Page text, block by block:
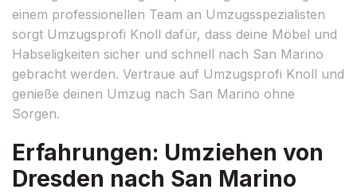
einem professionellen Team an Umzugsspezialisten
sorgt Umzugsprofi Knoll dafür, dass deine Möbel und
Habseligkeiten sicher und schnell nach San Marino
gebracht werden. Vertraue auf Umzugsprofi Knoll und
genieße deinen Umzug nach San Marino ohne
Sorgen.
Erfahrungen: Umziehen von
Dresden nach San Marino